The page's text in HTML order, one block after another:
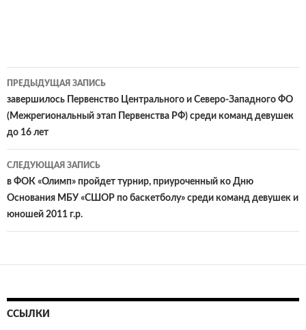
Навигация
по
записям
ПРЕДЫДУЩАЯ ЗАПИСЬ
завершилось Первенство Центрального и Северо-Западного ФО
(Межрегиональный этап Первенства РФ) среди команд девушек
до 16 лет
СЛЕДУЮЩАЯ ЗАПИСЬ
в ФОК «Олимп» пройдет турнир, приуроченный ко Дню
Основания МБУ «СШОР по баскетболу» среди команд девушек и
юношей 2011 г.р.
ССЫЛКИ